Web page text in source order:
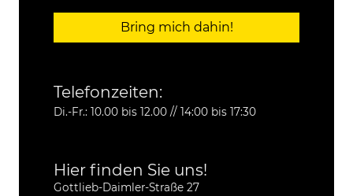
Bring mich dahin!
Telefonzeiten:
Di.-Fr.: 10.00 bis 12.00 // 14:00 bis 17:30
Hier finden Sie uns!
Gottlieb-Daimler-Straße 27